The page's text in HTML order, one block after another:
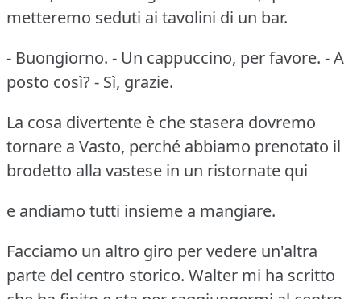
metteremo seduti ai tavolini di un bar.
- Buongiorno. - Un cappuccino, per favore. - A
posto così? - Sì, grazie.
La cosa divertente è che stasera dovremo
tornare a Vasto, perché abbiamo prenotato il
brodetto alla vastese in un ristornate qui
e andiamo tutti insieme a mangiare.
Facciamo un altro giro per vedere un'altra
parte del centro storico. Walter mi ha scritto